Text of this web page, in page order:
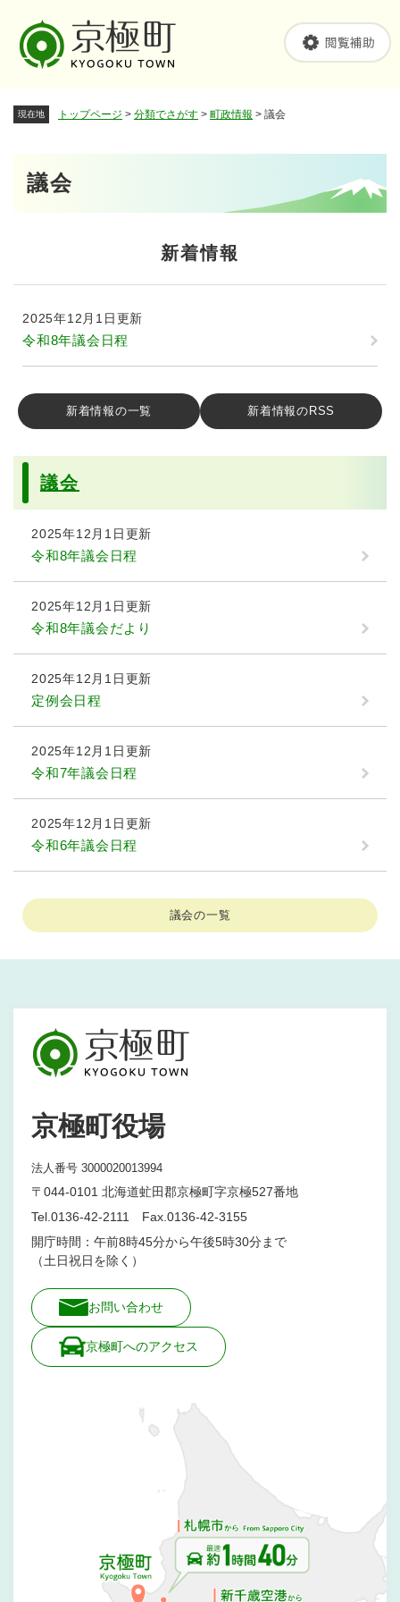
現在地 トップページ > 分類でさがす > 町政情報 > 議会
文議会
新着情報
2025年12月1日更新
令和8年議会日程
新着情報の一覧 新着情報のRSS
議会
2025年12月1日更新
令和8年議会日程
2025年12月1日更新
令和8年議会だより
2025年12月1日更新
定例会日程
2025年12月1日更新
令和7年議会日程
2025年12月1日更新
令和6年議会日程
議会の一覧
京極町役場
法人番号 3000020013994
〒044-0101 北海道虻田郡京極町字京極527番地
Tel.0136-42-2111 Fax.0136-42-3155
開庁時間：午前8時45分から午後5時30分まで
（土日祝日を除く）
お問い合わせ
京極町へのアクセス